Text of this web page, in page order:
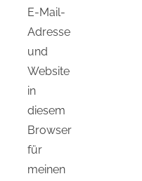
E-Mail-
Adresse
und
Website
in
diesem
Browser
für
meinen